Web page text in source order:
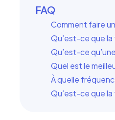
FAQ
Comment faire
Qu’est-ce que la
Qu’est-ce
Quel est le
À quelle
Qu’est-ce que la